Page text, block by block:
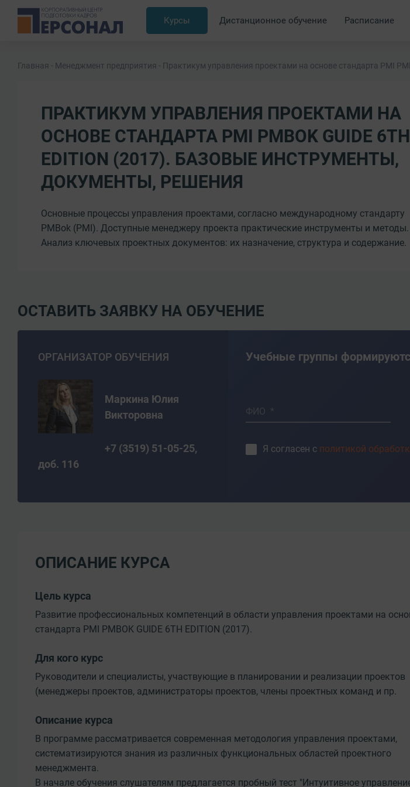
Курсы Дистанционное обучение Расписание
Главная Менеджмент предприятия Практикум управления проектами на основе стандарта PMI
ПРАКТИКУМ УПРАВЛЕНИЯ ПРОЕКТАМИ НА
ОСНОВЕ СТАНДАРТА PMI PMBOK GUIDE 6TH
EDITION (2017). БАЗОВЫЕ ИНСТРУМЕНТЫ,
ДОКУМЕНТЫ, РЕШЕНИЯ
Основные процессы управления проектами, согласно международному стандарту
PMBok (PMI). Доступные менеджеру проекта практические инструменты и методы.
Анализ ключевых проектных документов: их назначение, структура и содержание.
ОСТАВИТЬ ЗАЯВКУ НА ОБУЧЕНИЕ
ОРГАНИЗАТОР ОБУЧЕНИЯ
Маркина Юлия
Викторовна
+7 (3519) 51-05-25,
доб. 116
Учебные группы
ФИО *
Я согласен с политикой
ОПИСАНИЕ КУРСА
Цель курса
Развитие профессиональных компетенций в области управления проектами на
стандарта PMI PMBOK GUIDE 6TH EDITION (2017).
Для кого курс
Руководители и специалисты, участвующие в планировании и реализации проектов
(менеджеры проектов, администраторы проектов, члены проектных команд и пр.
Описание курса
В программе рассматривается современная методология управления проектами,
систематизируются знания из различных функциональных областей проектного
менеджмента.
В начале обучения слушателям предлагается пробный тест "Интуитивное